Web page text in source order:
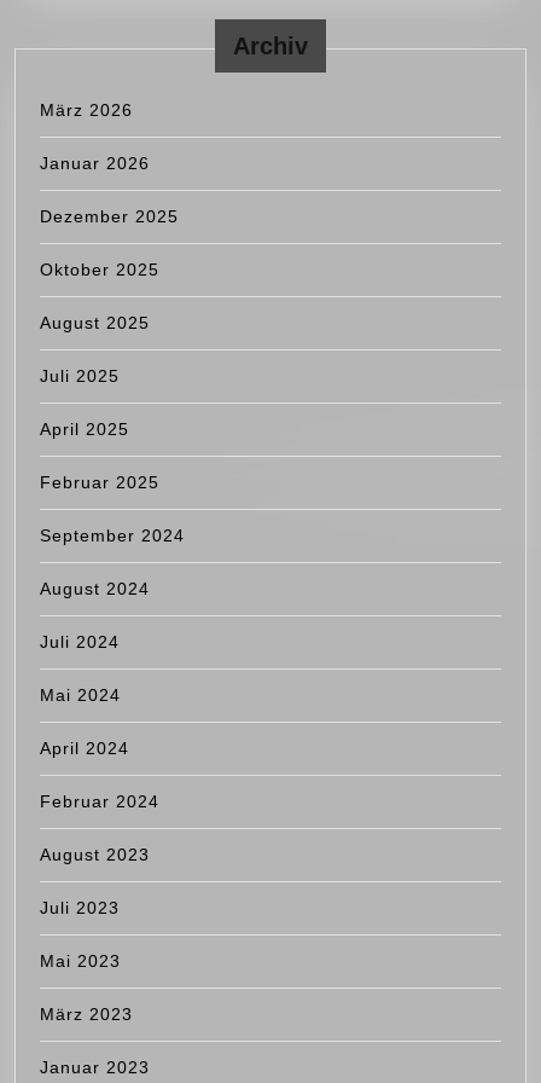
Archiv
März 2026
Januar 2026
Dezember 2025
Oktober 2025
August 2025
Juli 2025
April 2025
Februar 2025
September 2024
August 2024
Juli 2024
Mai 2024
April 2024
Februar 2024
August 2023
Juli 2023
Mai 2023
März 2023
Januar 2023